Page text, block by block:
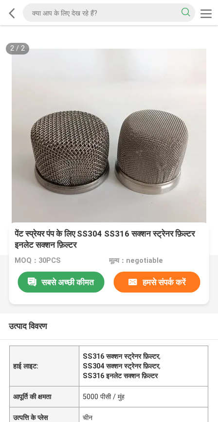
2/ 2
पेंट स्प्रेयर पंप के लिए SS304 SS316 सक्शन स्ट्रेनर फ़िल्टर
इनलेट सक्शन फ़िल्टर
MOQ：30PCS मूल्य：negotiable
सबसे अच्छी कीमत हमसे संपर्क करें
उत्पाद विवरण
हाई लाइट:
SS316 सक्शन स्ट्रेनर फ़िल्टर,
SS304 सक्शन स्ट्रेनर फ़िल्टर,
SS316 इनलेट सक्शन फ़िल्टर
आपूर्ति की क्षमता 5000 पीसी / मुंह
उत्पत्ति के प्लेस चीन